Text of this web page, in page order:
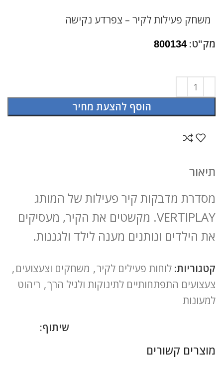
משחק פעילות לקיר – צפרדע נקישה
מק"ט: 800134
הוסף להצעת מחיר
תיאור
מסדרת מדבקות קיר פעילות של המותג
VERTIPLAY. מקשטים את הקיר, מעסיקים
את הילדים ונותנים מענה לילד ולגננות.
קטגוריות: לוחות פעילים לקיר, משחקים וצעצועים,
צעצועים התפתחותיים לתינוקות ולגיל הרך, ריהוט
למעונות
שיתוף:
מוצרים קשורים